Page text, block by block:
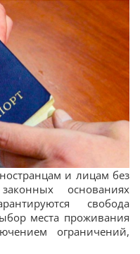
и лицам без
основаниях
свобода
места проживания
ограничений,